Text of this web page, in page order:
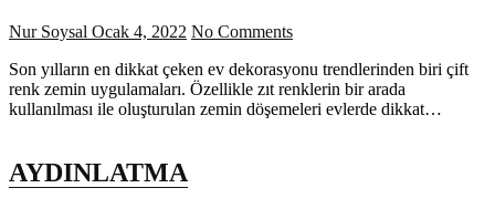
Nur Soysal Ocak 4, 2022 No Comments
Son yılların en dikkat çeken ev dekorasyonu trendlerinden biri çift
renk zemin uygulamaları. Özellikle zıt renklerin bir arada
kullanılması ile oluşturulan zemin döşemeleri evlerde dikkat…
AYDINLATMA